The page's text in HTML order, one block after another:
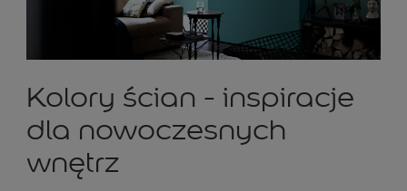
Kolory ścian - inspiracje
dla nowoczesnych
wnętrz